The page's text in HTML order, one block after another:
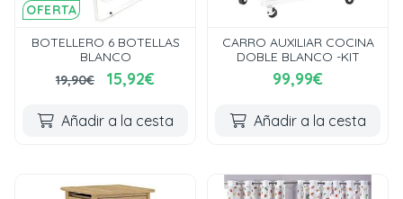
OFERTA
BOTELLERO 6 BOTELLAS
BLANCO
19,90€
15,92€
Añadir a la cesta
CARRO AUXILIAR COCINA
DOBLE BLANCO -KIT
99,99€
Añadir a la cesta